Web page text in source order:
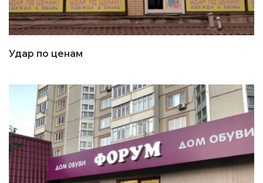
Удар по ценам